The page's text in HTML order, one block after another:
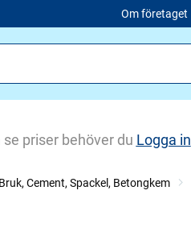
Om företaget
priser behöver du Logga in
Cement, Spackel, Betongkem